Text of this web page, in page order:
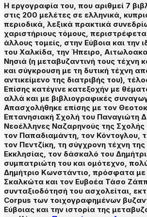
Η εργογραφία του, που αριθμεί 7
στις 200 μελέτες σε ελληνικά,
περιοδικά, λεξικά πρακτικά
χαριστήριους τόμους,
άλλους τομείς, στην Εύβοια και την
του Χαλκίδα, την Ήπειρο,
Νησιά (η μεταβυζαντινή τους τέχνη
και σύγκρουση με τη δυτική τέχνη
αντικείμενο της διατριβής του),
Επίσης κατέγινε κατεξοχήν με
αλλά και με βιβλιογραφικές
Απασχολήθηκε επίσης με τον
Επτανησιακή Σχολή του Παναγιώτη
Νεοέλληνες Ναζαρηνούς της
τον Παπαδιαμάντη, τον Κόντογλου,
τον Πεντζίκη, τη σύγχρονη τέχνη
Εκκλησίας, τον δάσκαλό του
συμπατριώτη του και ομότεχνο,
Δημήτριο Κωνστάντιο, πρόσφατα με
Σκαλκώτα και τον Ευβοέα Τάσο
συνταξιοδότησή του ασχολείται,
Corpus των τοιχογραφημένων
Εύβοιας και την ιστορία της